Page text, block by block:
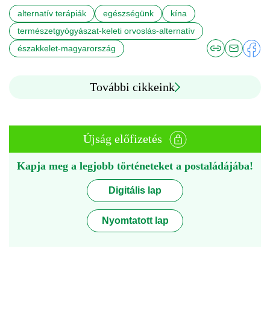
alternatív terápiák egészségünk
kína
természetgyógyászat-keleti orvoslás-alternatív
északkelet-magyarország
További cikkeink
Újság előfizetés
Kapja meg a legjobb történeteket a postaládájába!
Digitális lap
Nyomtatott lap